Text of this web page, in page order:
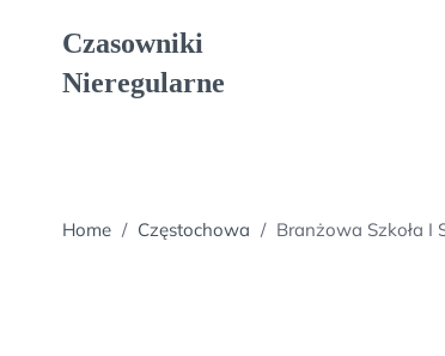
Czasowniki
Nieregularne
Home / Częstochowa / Branżowa Szkoła I